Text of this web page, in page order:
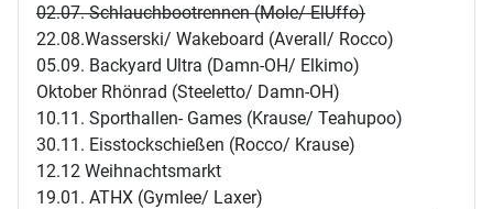
02.07. Schlauchbootrennen (Mole/ ElUffo)
22.08.Wasserski/ Wakeboard (Averall/ Rocco)
05.09. Backyard Ultra (Damn-OH/ Elkimo)
Oktober Rhönrad (Steeletto/ Damn-OH)
10.11. Sporthallen- Games (Krause/ Teahupoo)
30.11. Eisstockschießen (Rocco/ Krause)
12.12 Weihnachtsmarkt
19.01. ATHX (Gymlee/ Laxer)